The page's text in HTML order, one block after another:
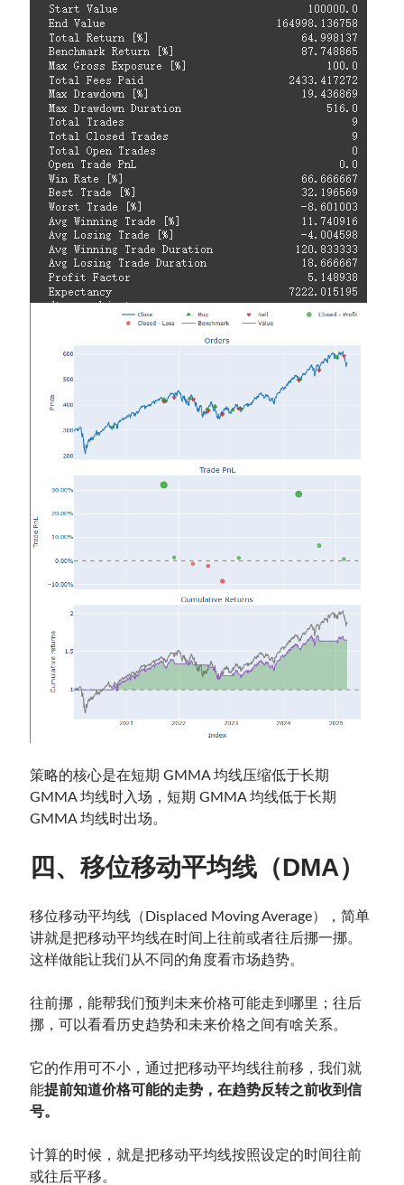
策略的核心是在短期 GMMA 均线压缩低于长期
GMMA 均线时入场，短期 GMMA 均线低于长期
GMMA 均线时出场。
四、移位移动平均线（DMA）
移位移动平均线（Displaced Moving Average），简单
讲就是把移动平均线在时间上往前或者往后挪一挪。
这样做能让我们从不同的角度看市场趋势。
往前挪，能帮我们预判未来价格可能走到哪里；往后
挪，可以看看历史趋势和未来价格之间有啥关系。
它的作用可不小，通过把移动平均线往前移，我们就
能提前知道价格可能的走势，在趋势反转之前收到信
号。
计算的时候，就是把移动平均线按照设定的时间往前
或往后平移。